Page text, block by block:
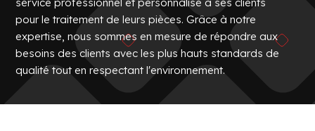
Services
Procédés
Réalisations
À
propos
Placage
Granby
Équipe
clair et de
couleur
Bouchonnage
et masquage
Conversion
Passivation
pour le traitement de leurs pièces. Grâce à notre
expertise, nous sommes en mesure de répondre aux
besoins des clients avec les plus hauts standards de
qualité tout en respectant l'environnement.